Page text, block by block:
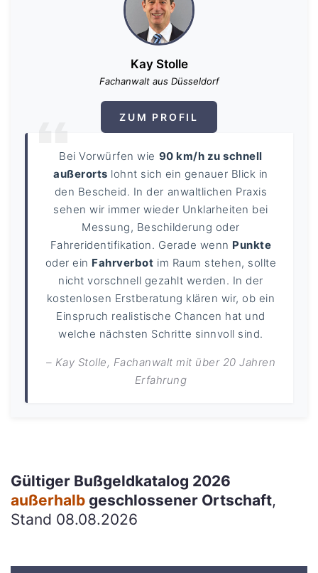
Kay Stolle
Fachanwalt aus Düsseldorf
ZUM PROFIL
Bei Vorwürfen wie 90 km/h zu schnell
außerorts lohnt sich ein genauer Blick in
den Bescheid. In der anwaltlichen Praxis
sehen wir immer wieder Unklarheiten bei
Messung, Beschilderung oder
Fahreridentifikation. Gerade wenn Punkte
oder ein Fahrverbot im Raum stehen, sollte
nicht vorschnell gezahlt werden. In der
kostenlosen Erstberatung klären wir, ob ein
Einspruch realistische Chancen hat und
welche nächsten Schritte sinnvoll sind.
– Kay Stolle, Fachanwalt mit über 20 Jahren
Erfahrung
Gültiger Bußgeldkatalog 2026
außerhalb geschlossener Ortschaft,
Stand 08.08.2026